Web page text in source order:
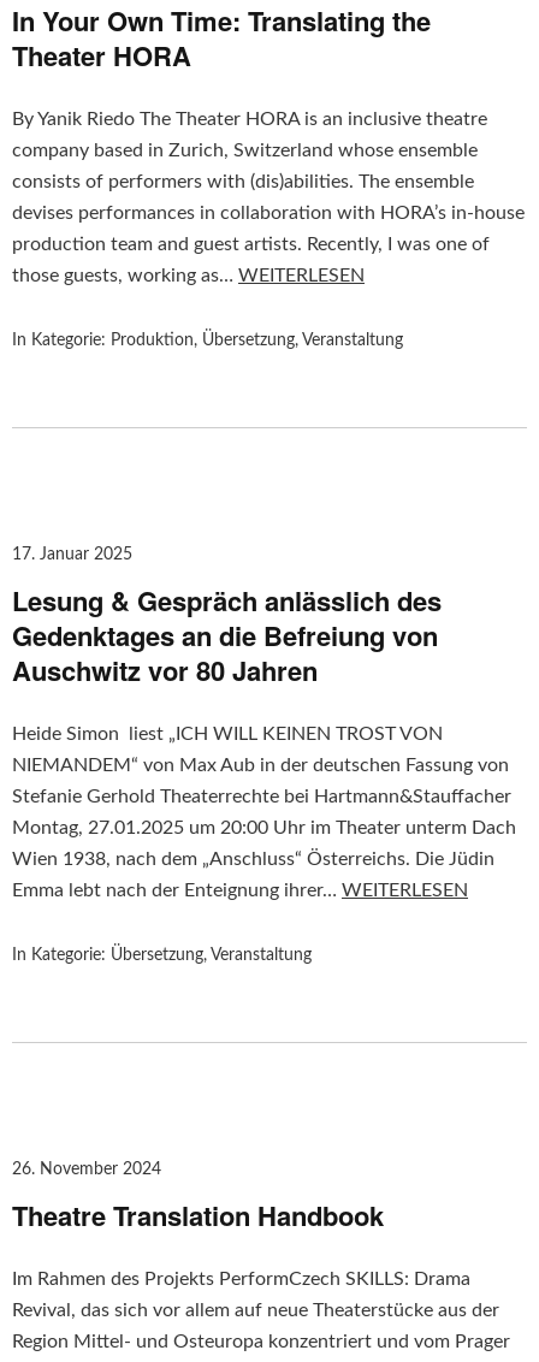
In Your Own Time: Translating the
Theater HORA
By Yanik Riedo The Theater HORA is an inclusive theatre
company based in Zurich, Switzerland whose ensemble
consists of performers with (dis)abilities. The ensemble
devises performances in collaboration with HORA’s in-house
production team and guest artists. Recently, I was one of
those guests, working as… WEITERLESEN
In Kategorie: Produktion, Übersetzung, Veranstaltung
17. Januar 2025
Lesung & Gespräch anlässlich des
Gedenktages an die Befreiung von
Auschwitz vor 80 Jahren
Heide Simon liest „ICH WILL KEINEN TROST VON
NIEMANDEM“ von Max Aub in der deutschen Fassung von
Stefanie Gerhold Theaterrechte bei Hartmann&Stauffacher
Montag, 27.01.2025 um 20:00 Uhr im Theater unterm Dach
Wien 1938, nach dem „Anschluss“ Österreichs. Die Jüdin
Emma lebt nach der Enteignung ihrer… WEITERLESEN
In Kategorie: Übersetzung, Veranstaltung
26. November 2024
Theatre Translation Handbook
Im Rahmen des Projekts PerformCzech SKILLS: Drama
Revival, das sich vor allem auf neue Theaterstücke aus der
Region Mittel- und Osteuropa konzentriert und vom Prager